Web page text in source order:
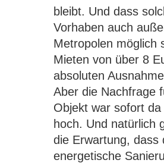
bleibt. Und dass
Vorhaben auch
Metropolen möglich
Mieten von über 8
absoluten
Aber die Nachfrage
Objekt war sofort da
hoch. Und natürlich
die Erwartung, dass
energetische